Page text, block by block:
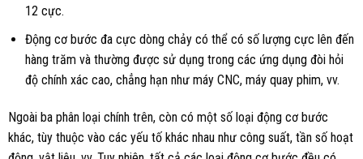
12 cực.
Động cơ bước đa cực dòng chảy có thể có số lượng cực lên đến
hàng trăm và thường được sử dụng trong các ứng dụng đòi hỏi
độ chính xác cao, chẳng hạn như máy CNC, máy quay phim, vv.
Ngoài ba phân loại chính trên, còn có một số loại động cơ bước
khác, tùy thuộc vào các yếu tố khác nhau như công suất, tần số hoạt